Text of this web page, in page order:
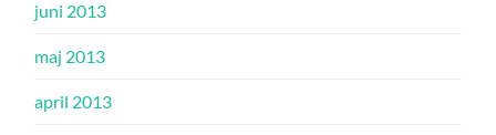
juni 2013
maj 2013
april 2013